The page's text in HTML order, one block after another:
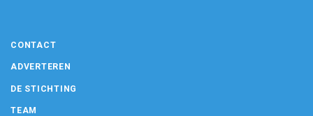
CONTACT
ADVERTEREN
DE STICHTING
TEAM